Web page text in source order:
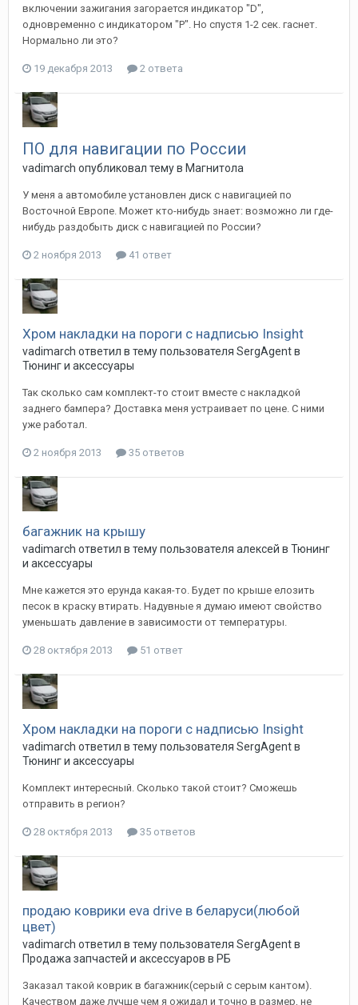
включении зажигания загорается индикатор "D",
одновременно с индикатором "P". Но спустя 1-2 сек. гаснет.
Нормально ли это?
19 декабря 2013 2 ответа
ПО для навигации по России
vadimarch опубликовал тему в Магнитола
У меня а автомобиле установлен диск с навигацией по
Восточной Европе. Может кто-нибудь знает: возможно ли где-
нибудь раздобыть диск с навигацией по России?
2 ноября 2013 41 ответ
Хром накладки на пороги с надписью Insight
vadimarch ответил в тему пользователя SergAgentв
Тюнинг и аксессуары
Так сколько сам комплект-то стоит вместе с накладкой
заднего бампера? Доставка меня устраивает по цене. С ними
уже работал.
2 ноября 2013 35 ответов
багажник на крышу
vadimarch ответил в тему пользователя алексей в Тюнинг
и аксессуары
Мне кажется это ерунда какая-то. Будет по крыше елозить
песок в краску втирать. Надувные я думаю имеют свойство
уменьшать давление в зависимости от температуры.
28 октября 2013 51 ответ
Хром накладки на пороги с надписью Insight
vadimarch ответил в тему пользователя SergAgentв
Тюнинг и аксессуары
Комплект интересный. Сколько такой стоит? Сможешь
отправить в регион?
28 октября 2013 35 ответов
продаю коврики eva drive в беларуси(любой
цвет)
vadimarch ответил в тему пользователя SergAgentв
Продажа запчастей и аксессуаров в РБ
Заказал такой коврик в багажник(серый с серым кантом).
Качеством даже лучше чем я ожидал и точно в размер, не